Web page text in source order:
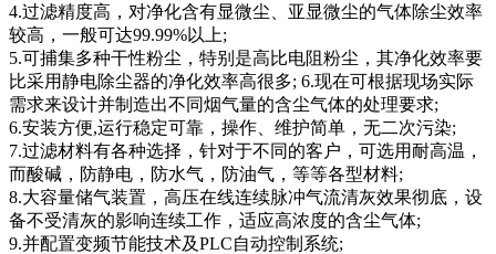
4.过滤精度高，对净化含有显微尘、亚显微尘的气体除尘效率
较高，一般可达99.99%以上;
5.可捕集多种干性粉尘，特别是高比电阻粉尘，其净化效率要
比采用静电除尘器的净化效率高很多; 6.现在可根据现场实际
需求来设计并制造出不同烟气量的含尘气体的处理要求;
6.安装方便,运行稳定可靠，操作、维护简单，无二次污染;
7.过滤材料有各种选择，针对于不同的客户，可选用耐高温，
而酸碱，防静电，防水气，防油气，等等各型材料;
8.大容量储气装置，高压在线连续脉冲气流清灰效果彻底，设
备不受清灰的影响连续工作，适应高浓度的含尘气体;
9.并配置变频节能技术及PLC自动控制系统;